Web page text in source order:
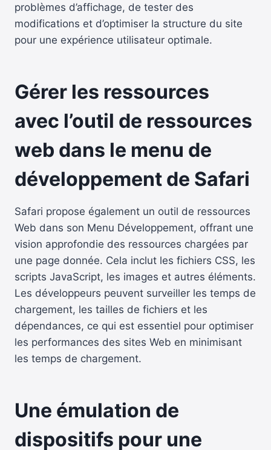
problèmes d’affichage, de tester des
modifications et d’optimiser la structure du site
pour une expérience utilisateur optimale.
Gérer les ressources
avec l’outil de ressources
web dans le menu de
développement de Safari
Safari propose également un outil de ressources
Web dans son Menu Développement, offrant une
vision approfondie des ressources chargées par
une page donnée. Cela inclut les fichiers CSS, les
scripts JavaScript, les images et autres éléments.
Les développeurs peuvent surveiller les temps de
chargement, les tailles de fichiers et les
dépendances, ce qui est essentiel pour optimiser
les performances des sites Web en minimisant
les temps de chargement.
Une émulation de
dispositifs pour une